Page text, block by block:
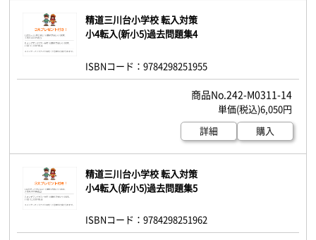
精道三川台小学校 転入対策
小4転入(新小5)過去問題集4
ISBNコード：9784298251955
242-M0311-14
6,050円
詳細
購入
精道三川台小学校 転入対策
小4転入(新小5)過去問題集5
ISBNコード：9784298251962